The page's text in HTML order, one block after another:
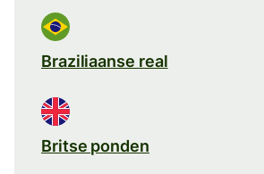
Braziliaanse real
Britse ponden